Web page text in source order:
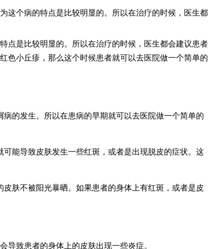
这个病的特点是比较明显的。所以在治疗的时候，医生都
点是比较明显的。所以在治疗的时候，医生都会建议患者
色小丘疹，那么这个时候患者就可以去医院做一个简单的
的发生。所以在患病的早期就可以去医院做一个简单的
能导致皮肤发生一些红斑，或者是出现脱皮的症状。这
肤不被阳光暴晒。如果患者的身体上有红斑，或者是皮
致患者的身体上的皮肤出现一些炎症。